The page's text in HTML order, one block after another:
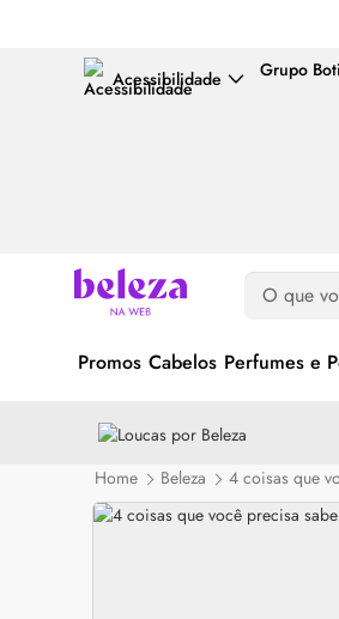
Acessibilidade Grupo
Promos Cabelos Perfumes e
Home
Beleza 4 coisas que